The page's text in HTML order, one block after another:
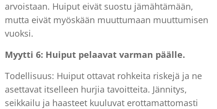
arvoistaan. Huiput eivät suostu jämähtämään,
mutta eivät myöskään muuttumaan muuttumisen
vuoksi.
Myytti 6: Huiput pelaavat varman päälle.
Todellisuus: Huiput ottavat rohkeita riskejä ja ne
asettavat itselleen hurjia tavoitteita. Jännitys,
seikkailu ja haasteet kuuluvat erottamattomasti